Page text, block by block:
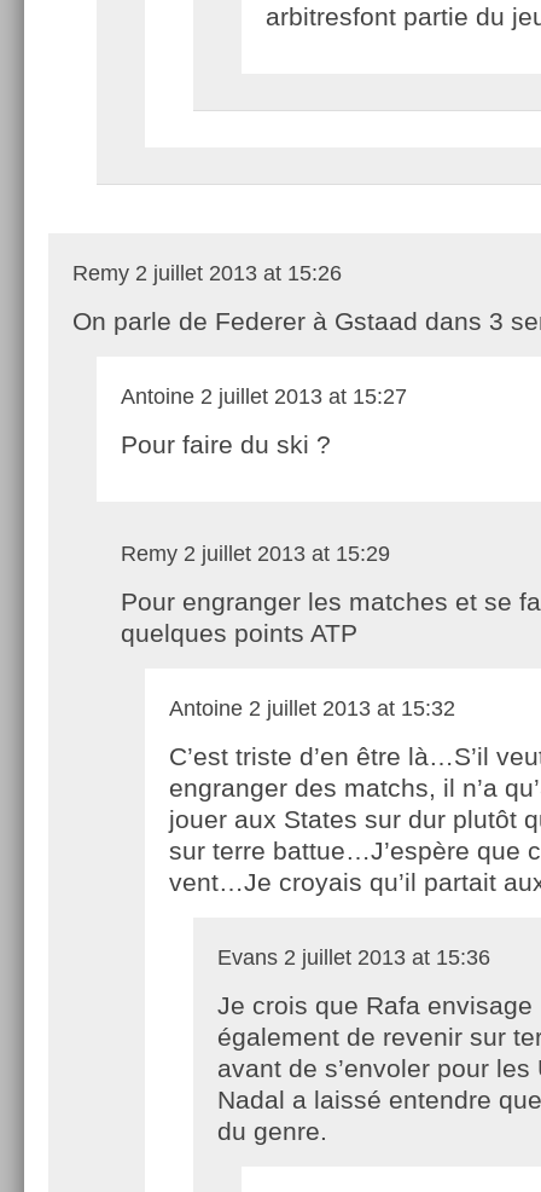
arbitresfont partie du
Remy 2 juillet 2013 at 15:26
On parle de Federer à Gstaad dans 3
Antoine 2 juillet 2013 at 15:27
Pour faire du ski ?
Remy 2 juillet 2013 at 15:29
Pour engranger les matches et se
quelques points ATP
Antoine 2 juillet 2013 at 15:32
C’est triste d’en être là…S’il
engranger des matchs, il n’a
jouer aux States sur dur plutôt
sur terre battue…J’espère que
vent…Je croyais qu’il partait
Evans 2 juillet 2013 at 15:36
Je crois que Rafa envisage
également de revenir sur
avant de s’envoler pour les
Nadal a laissé entendre
du genre.